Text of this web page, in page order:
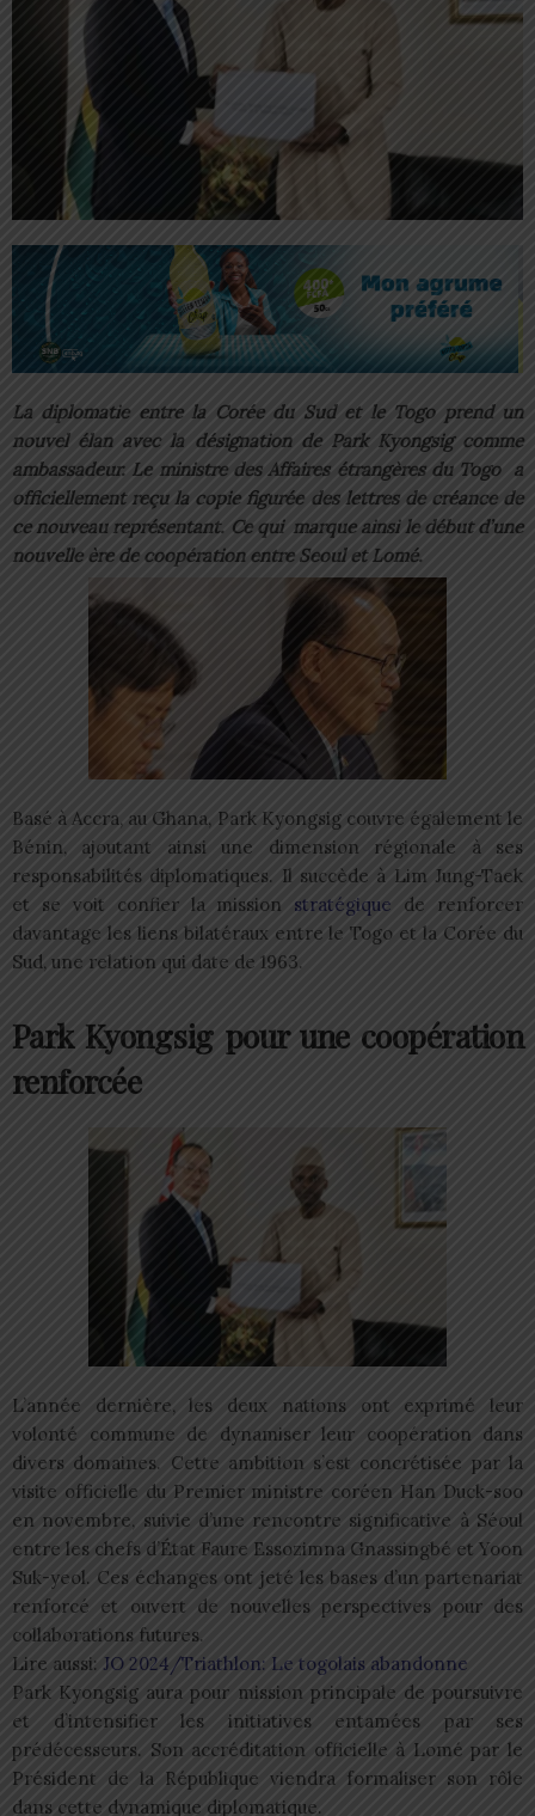
La diplomatie entre la Corée du Sud et le Togo prend un
nouvel élan avec la désignation de Park Kyongsig comme
ambassadeur. Le ministre des Affaires étrangères du Togo a
officiellement reçu la copie figurée des lettres de créance de
ce nouveau représentant. Ce qui marque ainsi le début d’une
nouvelle ère de coopération entre Seoul et Lomé.
Basé à Accra, au Ghana, Park Kyongsig couvre également le
Bénin, ajoutant ainsi une dimension régionale à ses
responsabilités diplomatiques. Il succède à Lim Jung-Taek
et se voit confier la mission stratégique de renforcer
davantage les liens bilatéraux entre le Togo et la Corée du
Sud, une relation qui date de 1963.
Park Kyongsig pour une coopération
renforcée
L’année dernière, les deux nations ont exprimé leur
volonté commune de dynamiser leur coopération dans
divers domaines. Cette ambition s’est concrétisée par la
visite officielle du Premier ministre coréen Han Duck-soo
en novembre, suivie d’une rencontre significative à Séoul
entre les chefs d’État Faure Essozimna Gnassingbé et Yoon
Suk-yeol. Ces échanges ont jeté les bases d’un partenariat
renforcé et ouvert de nouvelles perspectives pour des
collaborations futures.
Lire aussi: JO 2024/Triathlon: Le togolais abandonne
Park Kyongsig aura pour mission principale de poursuivre
et d’intensifier les initiatives entamées par ses
prédécesseurs. Son accréditation officielle à Lomé par le
Président de la République viendra formaliser son rôle
dans cette dynamique diplomatique.